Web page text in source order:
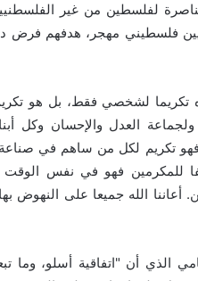
لفلسطين من غير
فلسطيني مهجر، هدفهم فرض
تكريما لشخصي فقط، بل هو
ولجماعة العدل والإحسان وكل
تكريم لكل من ساهم في صناعة
للمكرمين فهو في نفس الوقت
أعاننا الله جميعا على النهوض
الذي أن "اتفاقية أسلو،